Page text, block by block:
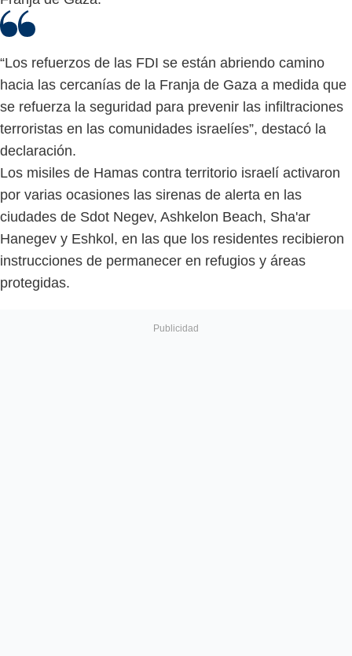
“Los refuerzos de las FDI se están abriendo camino
hacia las cercanías de la Franja de Gaza a medida que
se refuerza la seguridad para prevenir las infiltraciones
terroristas en las comunidades israelíes”, destacó la
declaración.
Los misiles de Hamas contra territorio israelí activaron
por varias ocasiones las sirenas de alerta en las
ciudades de Sdot Negev, Ashkelon Beach, Sha'ar
Hanegev y Eshkol, en las que los residentes recibieron
instrucciones de permanecer en refugios y áreas
protegidas.